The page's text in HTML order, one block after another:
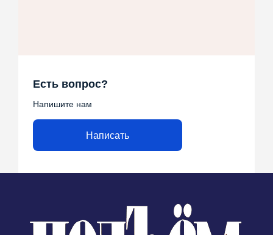
Есть вопрос?
Напишите нам
Написать